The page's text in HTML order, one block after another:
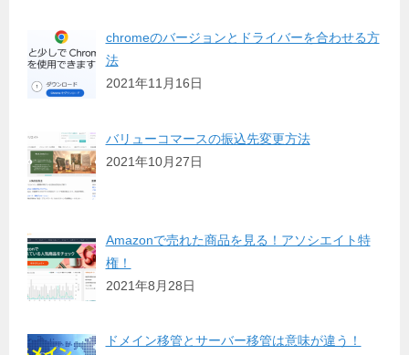
chromeのバージョンとドライバーを合わせる方
法
2021年11月16日
バリューコマースの振込先変更方法
2021年10月27日
Amazonで売れた商品を見る！アソシエイト特
権！
2021年8月28日
ドメイン移管とサーバー移管は意味が違う！